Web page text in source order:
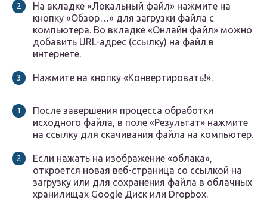
На вкладке «Локальный файл» нажмите на
кнопку «Обзор…» для загрузки файла с
компьютера. Во вкладке «Онлайн файл» можно
добавить URL-адрес (ссылку) на файл в
интернете.
Нажмите на кнопку «Конвертировать!».
После завершения процесса обработки
исходного файла, в поле «Результат» нажмите
на ссылку для скачивания файла на компьютер.
Если нажать на изображение «облака»,
откроется новая веб-страница со ссылкой на
загрузку или для сохранения файла в облачных
хранилищах Google Диск или Dropbox.